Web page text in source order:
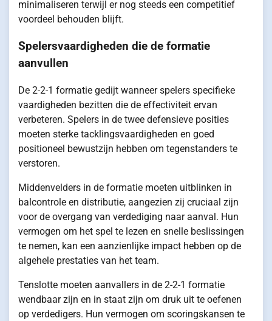
minimaliseren terwijl er nog steeds een competitief
voordeel behouden blijft.
Spelersvaardigheden die de formatie
aanvullen
De 2-2-1 formatie gedijt wanneer spelers specifieke
vaardigheden bezitten die de effectiviteit ervan
verbeteren. Spelers in de twee defensieve posities
moeten sterke tacklingsvaardigheden en goed
positioneel bewustzijn hebben om tegenstanders te
verstoren.
Middenvelders in de formatie moeten uitblinken in
balcontrole en distributie, aangezien zij cruciaal zijn
voor de overgang van verdediging naar aanval. Hun
vermogen om het spel te lezen en snelle beslissingen
te nemen, kan een aanzienlijke impact hebben op de
algehele prestaties van het team.
Tenslotte moeten aanvallers in de 2-2-1 formatie
wendbaar zijn en in staat zijn om druk uit te oefenen
op verdedigers. Hun vermogen om scoringskansen te